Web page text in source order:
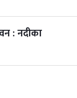
७ महिना बाँकी
: नदीका